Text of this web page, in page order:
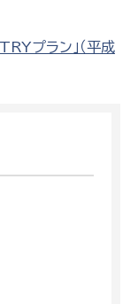
プラン」（平成